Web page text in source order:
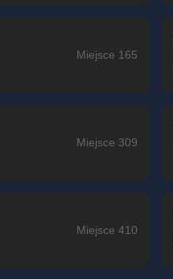
Miejsce 165
Miejsce 309
Miejsce 410